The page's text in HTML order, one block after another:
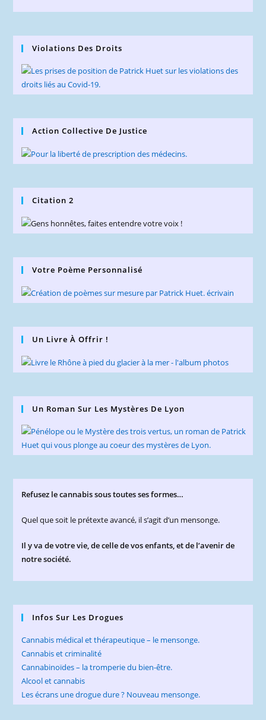
Violations Des Droits
Action Collective De Justice
Citation 2
Votre Poème Personnalisé
Un Livre À Offrir !
Un Roman Sur Les Mystères De Lyon
Refusez le cannabis sous toutes ses formes…
Quel que soit le prétexte avancé, il s’agit d’un mensonge.
Il y va de votre vie, de celle de vos enfants, et de l’avenir de
notre société.
Infos Sur Les Drogues
Cannabis médical et thérapeutique – le mensonge.
Cannabis et criminalité
Cannabinoïdes – la tromperie du bien-être.
Alcool et cannabis
Les écrans une drogue dure ? Nouveau mensonge.